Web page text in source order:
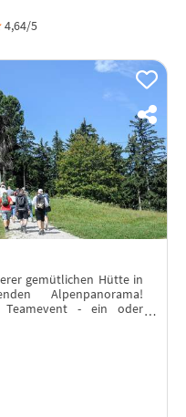
4,64/5
gemütlichen Hütte in
Alpenpanorama!
Teamevent - ein oder